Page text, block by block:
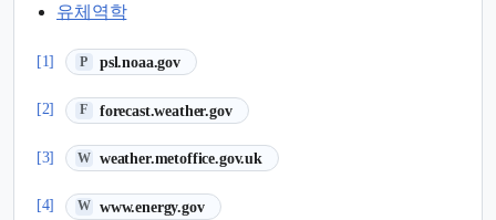
유체역학
[1] P psl.noaa.gov
(새 탭에서 열림)
[2] F forecast.weather.gov
(새 탭에서 열림)
[3] W weather.metoffice.gov.uk
(새 탭에서 열림)
[4] W www.energy.gov
(새 탭에서 열림)